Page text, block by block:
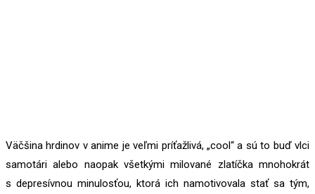
Väčšina hrdinov v anime je veľmi príťažlivá, „cool“ a sú to buď vlci
samotári alebo naopak všetkými milované zlatíčka mnohokrát
s depresívnou minulosťou, ktorá ich namotivovala stať sa tým,